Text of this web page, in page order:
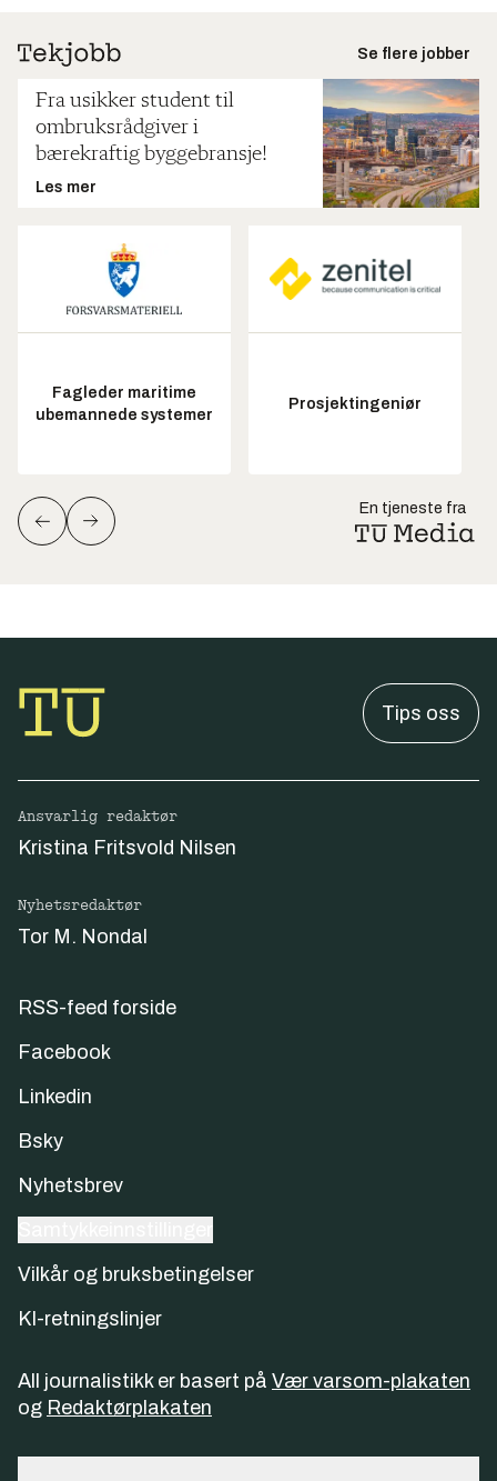
Se flere jobber
Fra usikker student til
ombruksrådgiver i
bærekraftig byggebransje!
Les mer
Fagleder maritime
ubemannede systemer
Prosjektingeniør
En tjeneste fra
Tips oss
Ansvarlig redaktør
Kristina Fritsvold Nilsen
Nyhetsredaktør
Tor M. Nondal
RSS-feed forside
Facebook
Linkedin
Bsky
Nyhetsbrev
Vilkår og bruksbetingelser
KI-retningslinjer
All journalistikk er basert på Vær varsom-plakaten
og Redaktørplakaten